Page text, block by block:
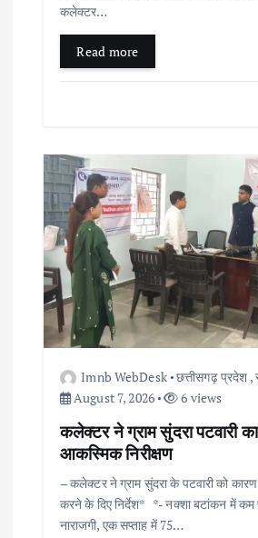
कलेक्टर…
Read more
Imnb WebDesk छत्तीसगढ़ प्रदेश ,
August 7, 2026
6 views
कलेक्टर ने ग्राम सुंदरा पटवारी
आकस्मिक निरीक्षण
– कलेक्टर ने ग्राम सुंदरा के पटवारी को
करने के दिए निर्देश* *- नक्शा बटांकन में कम
नाराजगी, एक सप्ताह में 75…